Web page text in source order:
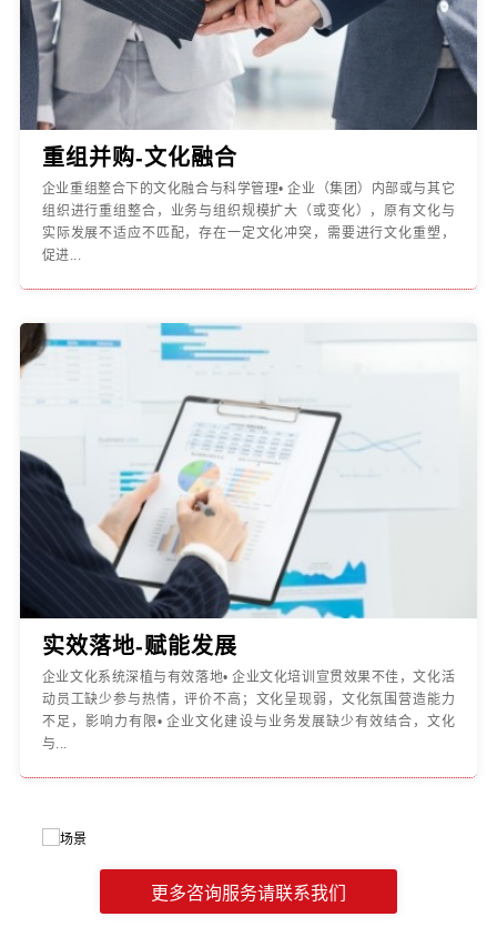
重组并购-文化融合
企业重组整合下的文化融合与科学管理• 企业（集团）内部或与其它
组织进行重组整合，业务与组织规模扩大（或变化），原有文化与
实际发展不适应不匹配，存在一定文化冲突，需要进行文化重塑，
促进...
实效落地-赋能发展
企业文化系统深植与有效落地• 企业文化培训宣贯效果不佳，文化活
动员工缺少参与热情，评价不高；文化呈现弱，文化氛围营造能力
不足，影响力有限• 企业文化建设与业务发展缺少有效结合，文化
与...